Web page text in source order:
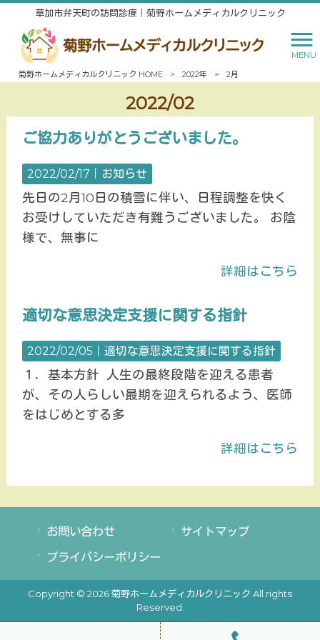
草加市弁天町の訪問診療｜菊野ホームメディカルクリニック
MENU
菊野ホームメディカルクリニック HOME
> 2022年 > 2月
2022/02
ご協力ありがとうございました。
2022/02/17｜ お知らせ
先日の2月10日の積雪に伴い、日程調整を快く
お受けしていただき有難うございました。 お陰
様で、無事に
詳細はこちら
適切な意思決定支援に関する指針
2022/02/05｜適切な意思決定支援に関する指針
１．基本方針 人生の最終段階を迎える患者
が、その人らしい最期を迎えられるよう、医師
をはじめとする多
詳細はこちら
お問い合わせ
サイトマップ
プライバシーポリシー
Copyright © 2026 菊野ホームメディカルクリニック All rights
Reserved.